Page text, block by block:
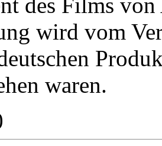
wird vom
waren.